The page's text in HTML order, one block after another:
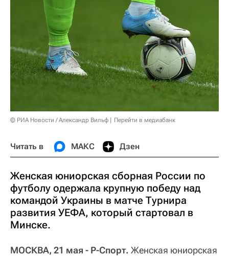
© РИА Новости / Александр Вильф Перейти в медиабанк
Читать в МАКС Дзен
Женская юниорская сборная России по
футболу одержала крупную победу над
командой Украины в матче Турнира
развития УЕФА, который стартовал в
Минске.
МОСКВА, 21 мая - Р-Спорт. Женская юниорская